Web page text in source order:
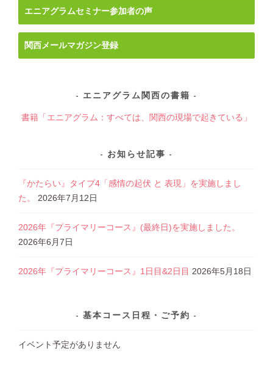
ョ
ン
エニアグラムセミナー参加者の声
関西メールマガジン登録
エニアグラム関西の書籍
書籍「エニアグラム：すべては、関西の現場で起きている」
お知らせ記事
『かたらい』タイプ4「感情の起伏 と 表現」を実施しまし
た。
2026年7月12日
2026年『プライマリーコース』(最終日)を実施しました。
2026年6月7日
2026年『プライマリーコース』1日目&2日目 2026年5月18日
基本コース日程・ご予約
イベント予定がありません